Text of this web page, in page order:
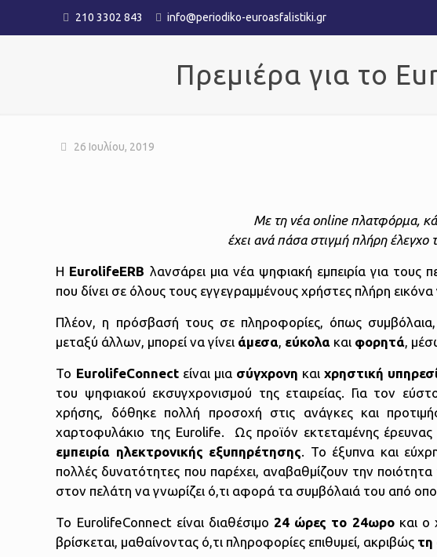
210 3302 843 info@periodiko-euroasfalistiki.gr
Πρεμιέρα για τo
26 Ιουλίου, 2019
Με τη νέα onlineπλατφόρμα,
έχει ανά πάσα στιγμή πλήρη
Η EurolifeERB λανσάρει μια νέα ψηφιακή εμπειρία για τους
που δίνει σε όλους τους εγγεγραμμένους χρήστες πλήρη
Πλέον, η πρόσβασή τους σε πληροφορίες, όπως
μεταξύ άλλων, μπορεί να γίνει άμεσα, εύκολα και φορητά,
Το EurolifeConnectείναι μια σύγχρονη καιχρηστική
του ψηφιακού εκσυγχρονισμού της εταιρείας. Για τον
χρήσης, δόθηκε πολλή προσοχή στις ανάγκες και
χαρτοφυλάκιο της Eurolife. Ως προϊόν εκτεταμένης έρευνας
εμπειρία ηλεκτρονικής εξυπηρέτησης. Το έξυπνα και
πολλές δυνατότητες που παρέχει, αναβαθμίζουν την
στον πελάτη να γνωρίζει ό,τι αφορά τα συμβόλαιά του από
Το EurolifeConnect είναι διαθέσιμο24 ώρες το 24ωροκαι ο
βρίσκεται, μαθαίνοντας ό,τι πληροφορίες επιθυμεί, ακριβώς τη